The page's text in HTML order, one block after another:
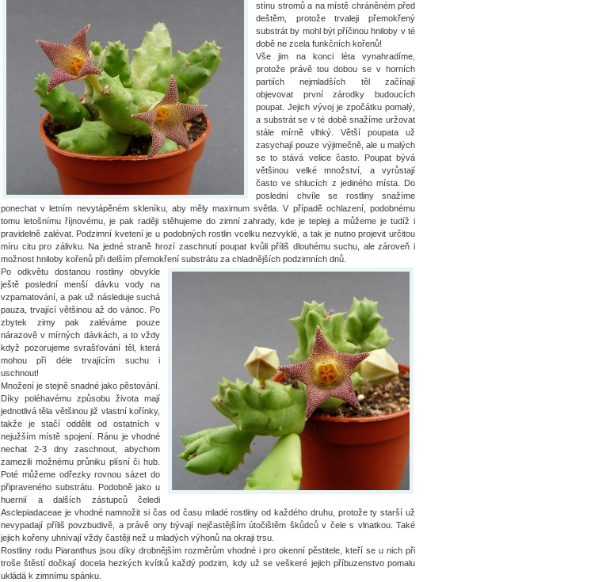
stínu stromů a na místě chráněném před
deštěm, protože trvaleji přemokřený
substrát by mohl být příčinou hniloby v té
době ne zcela funkčních kořenů!
Vše jim na konci léta vynahradíme,
protože právě tou dobou se v horních
partiích nejmladších těl začínají
objevovat první zárodky budoucích
poupat. Jejich vývoj je zpočátku pomalý,
a substrát se v té době snažíme uržovat
stále mírně vlhký. Větší poupata už
zasychají pouze výjimečně, ale u malých
se to stává velice často. Poupat bývá
většinou velké množství, a vyrůstají
často ve shlucích z jediného místa. Do
poslední chvíle se rostliny snažíme
ponechat v letním nevytápěném skleníku, aby měly maximum světla. V případě ochlazení, podobnému
tomu letošnímu říjnovému, je pak raději stěhujeme do zimní zahrady, kde je tepleji a můžeme je tudíž i
pravidelně zalévat. Podzimní kvetení je u podobných rostlin vcelku nezvyklé, a tak je nutno projevit určitou
míru citu pro zálivku. Na jedné straně hrozí zaschnutí poupat kvůli příliš dlouhému suchu, ale zároveň i
možnost hniloby kořenů při delším přemokření substrátu za chladnějších podzimních dnů.
Po odkvětu dostanou rostliny obvykle
ještě poslední menší dávku vody na
vzpamatování, a pak už následuje suchá
pauza, trvající většinou až do vánoc. Po
zbytek zimy pak zaléváme pouze
nárazově v mírných dávkách, a to vždy
když pozorujeme svrašťování těl, která
mohou při déle trvajícím suchu i
uschnout!
Množení je stejně snadné jako pěstování.
Díky poléhavému způsobu života mají
jednotlivá těla většinou již vlastní kořínky,
takže je stačí oddělit od ostatních v
nejužším místě spojení. Ránu je vhodné
nechat 2-3 dny zaschnout, abychom
zamezili možnému průniku plísní či hub.
Poté můžeme odřezky rovnou sázet do
připraveného substrátu. Podobně jako u
huernií a dalších zástupců čeledi
Asclepiadaceae je vhodné namnožit si čas od času mladé rostliny od každého druhu, protože ty starší už
nevypadají příliš povzbudivě, a právě ony bývají nejčastějším útočištěm škůdců v čele s vlnatkou. Také
jejich kořeny uhnívají vždy častěji než u mladých výhonů na okraji trsu.
Rostliny rodu Piaranthus jsou díky drobnějším rozměrům vhodné i pro okenní pěstitele, kteří se u nich při
troše štěstí dočkají docela hezkých kvítků každý podzim, kdy už se veškeré jejich příbuzenstvo pomalu
ukládá k zimnímu spánku.